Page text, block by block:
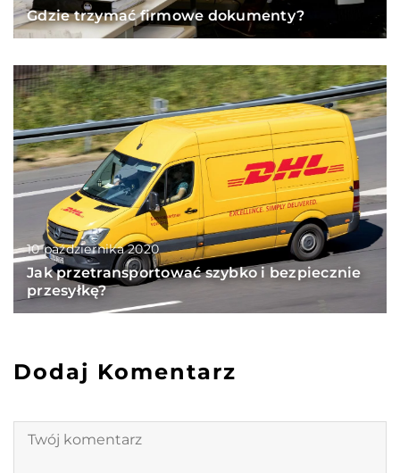
Gdzie trzymać firmowe dokumenty?
10 października 2020
Jak przetransportować szybko i bezpiecznie
przesyłkę?
Dodaj Komentarz